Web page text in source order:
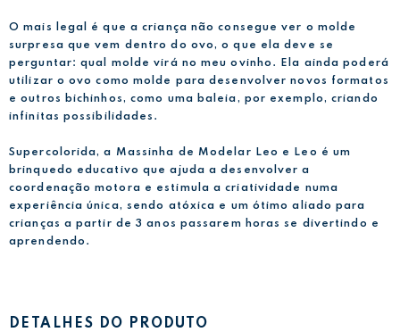
O mais legal é que a criança não consegue ver o molde
surpresa que vem dentro do ovo, o que ela deve se
perguntar: qual molde virá no meu ovinho. Ela ainda poderá
utilizar o ovo como molde para desenvolver novos formatos
e outros bichinhos, como uma baleia, por exemplo, criando
infinitas possibilidades.
Supercolorida, a Massinha de Modelar Leo e Leo é um
brinquedo educativo que ajuda a desenvolver a
coordenação motora e estimula a criatividade numa
experiência única, sendo atóxica e um ótimo aliado para
crianças a partir de 3 anos passarem horas se divertindo e
aprendendo.
DETALHES DO PRODUTO